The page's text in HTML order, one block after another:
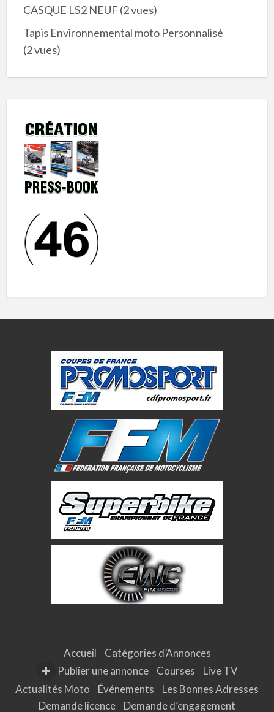
CASQUE LS2 NEUF (2 vues)
Tapis Environnemental moto Personnalisé
(2 vues)
Accueil
Catégories d’Annonces
Publier une annonce
Courses
Live TV
Actualités Moto
Événements
Les Bonnes Adresses
Demande licence
Demande d’engagement